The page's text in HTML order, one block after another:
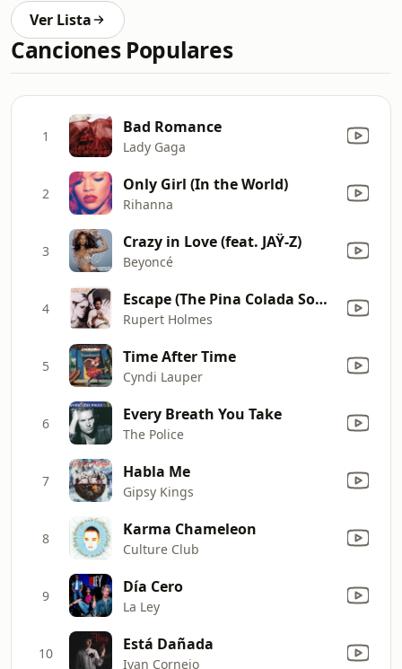
Ver Lista
Canciones Populares
1 Bad Romance
Lady Gaga
2 Only Girl (In the World)
Rihanna
3 Crazy in Love (feat. JAŸ-Z)
Beyoncé
4 Escape (The Pina Colada Song)
Rupert Holmes
5 Time After Time
Cyndi Lauper
6 Every Breath You Take
The Police
7 Habla Me
Gipsy Kings
8 Karma Chameleon
Culture Club
9 Día Cero
La Ley
10 Está Dañada
Ivan Cornejo